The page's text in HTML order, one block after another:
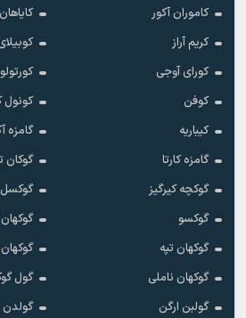
کاموران آکور
کایاهان
کریم آراز
کورای آوجی
کوفن
کونول
کیباریه
گامزه
گامزه کارتا
گوکان
گوکچه کیرگیز
گوکسل
گوکسو
گوکهان تپه
گوکهان ناملی
گول
گولبن ارگن
گولدن